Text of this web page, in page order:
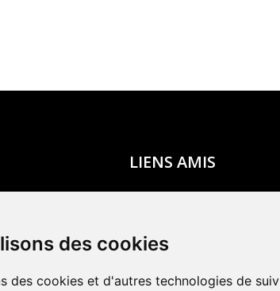
des cookies
des cookies et d'autres technologies de
LIENS AMIS